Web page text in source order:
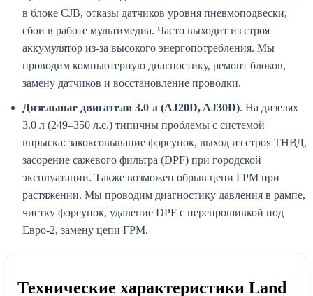
в блоке CJB, отказы датчиков уровня пневмоподвески,
сбои в работе мультимедиа. Часто выходит из строя
аккумулятор из-за высокого энергопотребления. Мы
проводим компьютерную диагностику, ремонт блоков,
замену датчиков и восстановление проводки.
Дизельные двигатели 3.0 л (AJ20D, AJ30D). На дизелях
3.0 л (249–350 л.с.) типичны проблемы с системой
впрыска: закоксовывание форсунок, выход из строя ТНВД,
засорение сажевого фильтра (DPF) при городской
эксплуатации. Также возможен обрыв цепи ГРМ при
растяжении. Мы проводим диагностику давления в рампе,
чистку форсунок, удаление DPF с перепрошивкой под
Евро-2, замену цепи ГРМ.
Технические характеристики Land